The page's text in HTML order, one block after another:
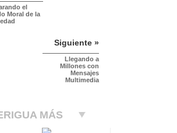
el
Moral de la
Siguiente »
Llegando a
Millones con
Mensajes
Multimedia
MÁS